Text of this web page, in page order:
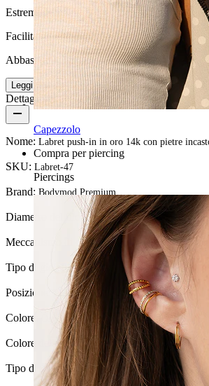
Capezzolo
Compra per piercing
Piercings
Estremamente durevole
Facilità d'uso
Abbastanza facile
Leggi di più
Dettagli del prodotto
Nome: Labret push-in in oro 14k con pietre
SKU: Labret-47
Brand: Bodymod Premium
Diametro del filo:1,2 mm
Meccanismo di chiusura: Push-in
Tipo di gioiello:Labret, Flatback
Posizione: Lobo, Helix, Conch, Anti-helix
Colore:
Colore della pietra: Trasparente
Tipo di pietra:Zirconia cubica